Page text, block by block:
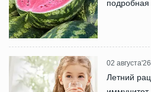
подробная
02 августа'26
Летний